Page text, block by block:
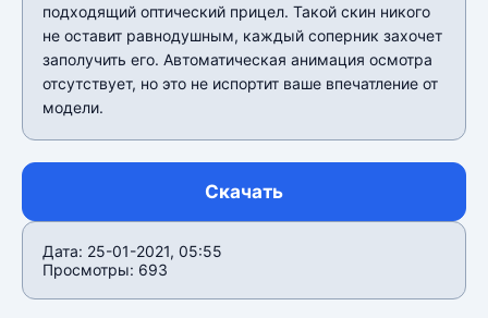
подходящий оптический прицел. Такой скин никого
не оставит равнодушным, каждый соперник захочет
заполучить его. Автоматическая анимация осмотра
отсутствует, но это не испортит ваше впечатление от
модели.
Скачать
Дата: 25-01-2021, 05:55
Просмотры: 693